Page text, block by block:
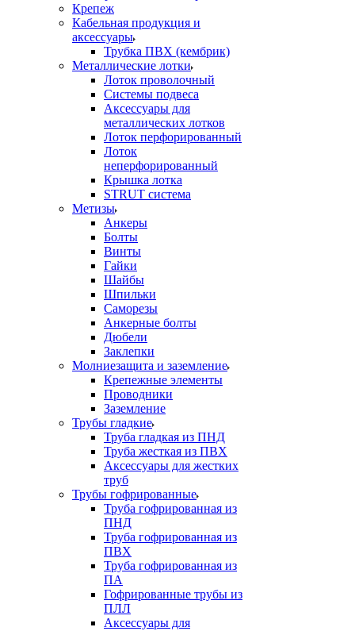
Крепеж
Кабельная продукция и
аксессуары
Трубка ПВХ (кембрик)
Металлические лотки
Лоток проволочный
Системы подвеса
Аксессуары для
металлических лотков
Лоток перфорированный
Лоток
неперфорированный
Крышка лотка
STRUT система
Метизы
Анкеры
Болты
Винты
Гайки
Шайбы
Шпильки
Саморезы
Анкерные болты
Дюбели
Заклепки
Молниезащита и заземление
Крепежные элементы
Проводники
Заземление
Трубы гладкие
Труба гладкая из ПНД
Труба жесткая из ПВХ
Аксессуары для жестких
труб
Трубы гофрированные
Труба гофрированная из
ПНД
Труба гофрированная из
ПВХ
Труба гофрированная из
ПА
Гофрированные трубы из
ПЛЛ
Аксессуары для